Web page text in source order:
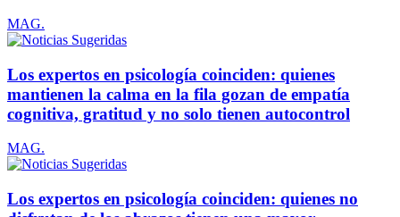
MAG.
Los expertos en psicología coinciden: quienes
mantienen la calma en la fila gozan de empatía
cognitiva, gratitud y no solo tienen autocontrol
MAG.
Los expertos en psicología coinciden: quienes no